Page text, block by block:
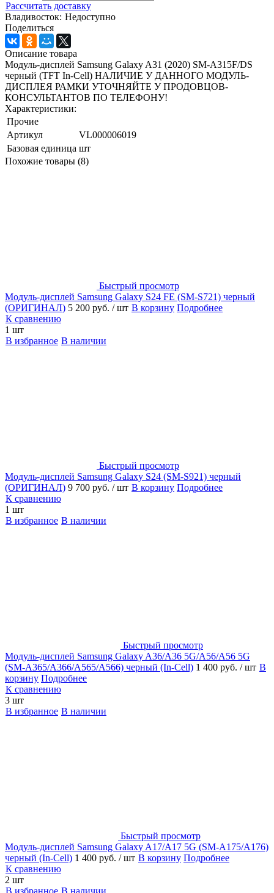
Рассчитать доставку
Владивосток: Недоступно
Поделиться
Описание товара
Модуль-дисплей Samsung Galaxy A31 (2020) SM-A315F/DS
черный (TFT In-Cell) НАЛИЧИЕ У ДАННОГО МОДУЛЬ-
ДИСПЛЕЯ РАМКИ УТОЧНЯЙТЕ У ПРОДОВЦОВ-
КОНСУЛЬТАНТОВ ПО ТЕЛЕФОНУ!
Характеристики:
Прочие
Артикул
VL000006019
Базовая единица шт
Похожие товары (8)
Быстрый просмотр
Модуль-дисплей Samsung Galaxy S24 FE (SM-S721) черный
(ОРИГИНАЛ) 5 200 руб. / шт В корзину Подробнее
К сравнению
1 шт
В избранное В наличии
Быстрый просмотр
Модуль-дисплей Samsung Galaxy S24 (SM-S921) черный
(ОРИГИНАЛ) 9 700 руб. / шт В корзину Подробнее
К сравнению
1 шт
В избранное В наличии
Быстрый просмотр
Модуль-дисплей Samsung Galaxy A36/A36 5G/A56/A56 5G
(SM-A365/A366/A565/A566) черный (In-Cell) 1 400 руб. / шт В
корзину Подробнее
К сравнению
3 шт
В избранное В наличии
Быстрый просмотр
Модуль-дисплей Samsung Galaxy A17/A17 5G (SM-A175/A176)
черный (In-Cell) 1 400 руб. / шт В корзину Подробнее
К сравнению
2 шт